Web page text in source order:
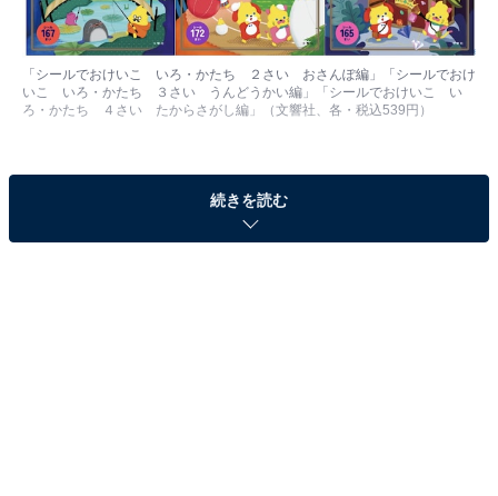
「シールでおけいこ いろ・かたち ２さい おさんぽ編」「シールでおけ
いこ いろ・かたち ３さい うんどうかい編」「シールでおけいこ い
ろ・かたち ４さい たからさがし編」（文響社、各・税込539円）
続きを読む